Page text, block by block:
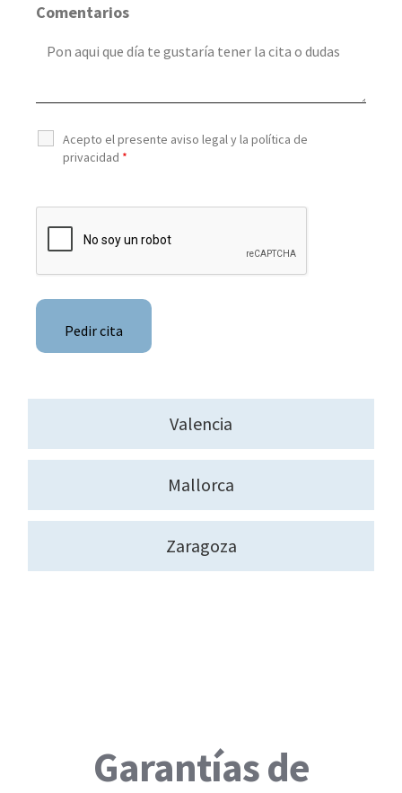
Comentarios
Acepto el presente aviso legal y la política de
privacidad *
Valencia
Mallorca
Zaragoza
Garantías de